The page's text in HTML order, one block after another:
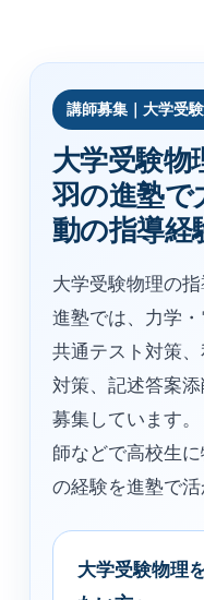
講師募集｜大学受
大学受験物
羽の進塾で
動の指導経
大学受験物理の指
進塾では、力学・
共通テスト対策
対策、記述答案
募集しています
師などで高校生
の経験を進塾で活
大学受験物理